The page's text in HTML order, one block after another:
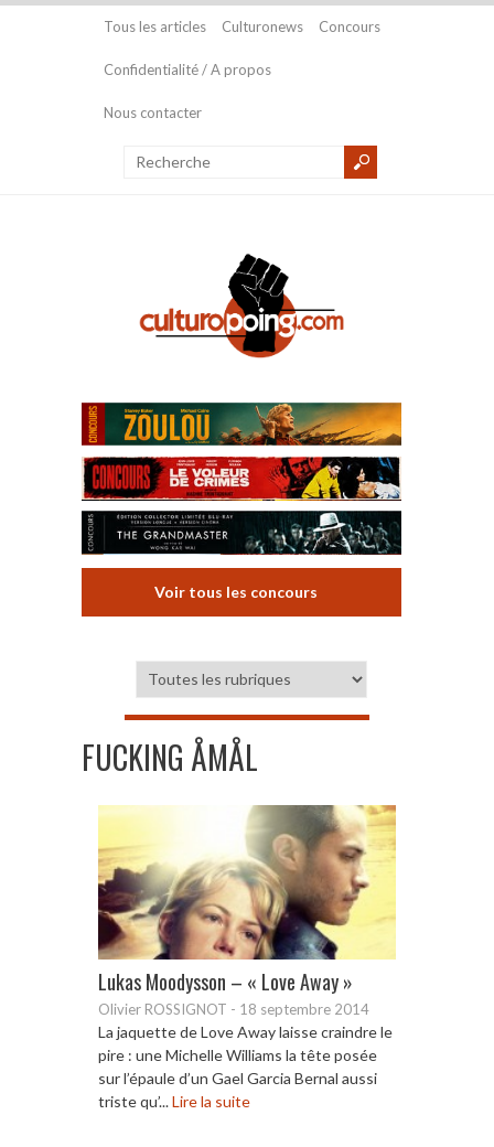
Tous les articles Culturonews Concours
Confidentialité / A propos
Nous contacter
Voir tous les concours
FUCKING ÅMÅL
Lukas Moodysson – « Love Away »
Olivier ROSSIGNOT - 18 septembre 2014
La jaquette de Love Away laisse craindre le
pire : une Michelle Williams la tête posée
sur l’épaule d’un Gael Garcia Bernal aussi
triste qu’...Lire la suite